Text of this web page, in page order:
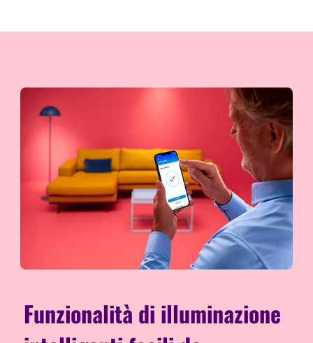
Funzionalità di illuminazione